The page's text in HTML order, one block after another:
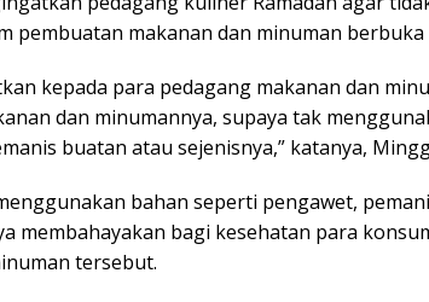
pembuatan makanan dan minuman berbuka
kepada para pedagang makanan dan
dan minumannya, supaya tak
buatan atau sejenisnya,” katanya,
bahan seperti pengawet,
membahayakan bagi kesehatan para
tersebut.